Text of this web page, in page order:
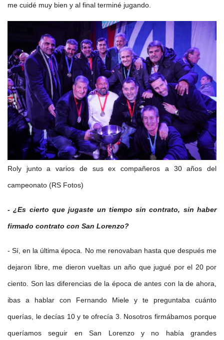
me cuidé muy bien y al final terminé jugando.
Roly junto a varios de sus ex compañeros a 30 años del
campeonato (RS Fotos)
- ¿Es cierto que jugaste un tiempo sin contrato, sin haber
firmado contrato con San Lorenzo?
- Sí, en la última época. No me renovaban hasta que después me
dejaron libre, me dieron vueltas un año que jugué por el 20 por
ciento. Son las diferencias de la época de antes con la de ahora,
ibas a hablar con Fernando Miele y te preguntaba cuánto
querías, le decías 10 y te ofrecía 3. Nosotros firmábamos porque
queríamos seguir en San Lorenzo y no había grandes